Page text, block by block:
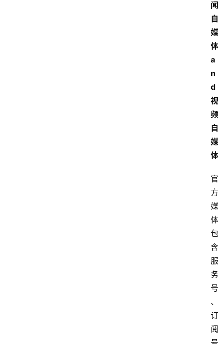
闻
自
媒
体
a
n
d
视
频
自
媒
体
官
方
媒
体
包
含
服
务
号
、
订
阅